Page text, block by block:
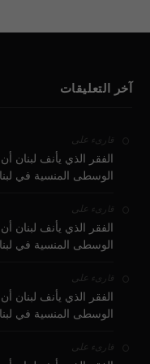
آخر التعليقات
قارىء على
الفقر الذي يأنف لبنان
الوسطى المنسية في
قارىء على
الفقر الذي يأنف لبنان
الوسطى المنسية في
قارىء على
الفقر الذي يأنف لبنان
الوسطى المنسية في
قارىء على